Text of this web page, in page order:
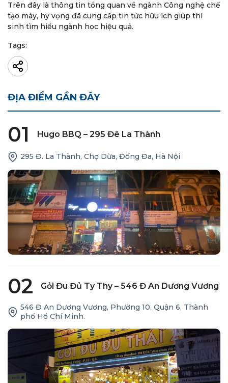
Trên đây là thông tin tổng quan về ngành Công nghệ chế
tạo máy, hy vọng đã cung cấp tin tức hữu ích giúp thí
sinh tìm hiểu ngành học hiệu quả.
Tags:
ĐỊA ĐIỂM GẦN ĐÂY
01 Hugo BBQ – 295 Đê La Thành
295 Đ. La Thành, Chợ Dừa, Đống Đa, Hà Nội
02 Gỏi Đu Đủ Ty Thy – 546 Đ An Dương Vương
546 Đ An Dương Vương, Phường 10, Quận 6, Thành
phố Hồ Chí Minh.